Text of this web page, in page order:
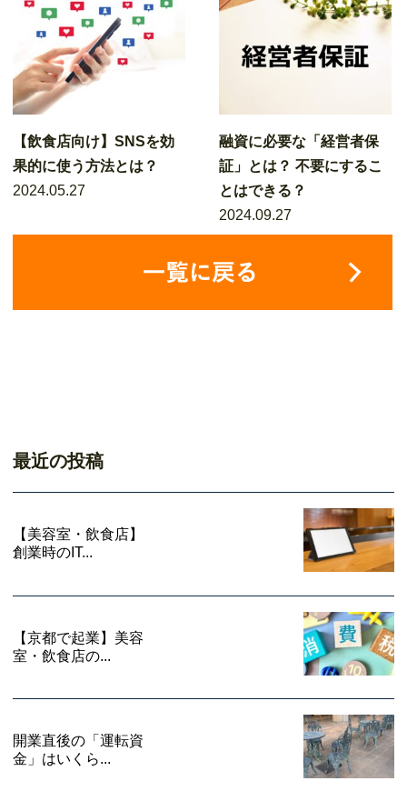
【飲食店向け】SNSを効
果的に使う方法とは？
2024.05.27
融資に必要な「経営者保
証」とは？ 不要にするこ
とはできる？
2024.09.27
最近の投稿
【美容室・飲食店】
創業時のIT...
【京都で起業】美容
室・飲食店の...
開業直後の「運転資
金」はいくら...